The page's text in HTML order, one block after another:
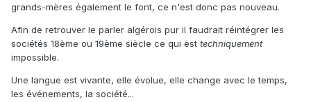
grands-mères également le font, ce n'est donc pas nouveau.
Afin de retrouver le parler algérois pur il faudrait réintégrer les
sociétés 18ème ou 19ème siècle ce qui est techniquement
impossible.
Une langue est vivante, elle évolue, elle change avec le temps,
les événements, la société...